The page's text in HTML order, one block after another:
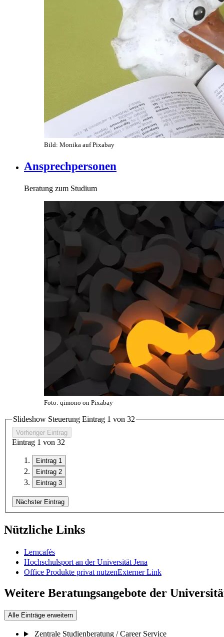
Bild: Monika auf Pixabay
Ansprechpersonen
Beratung zum Studium
Foto: qimono on Pixabay
Slideshow Steuerung Eintrag 1 von 32
Vorheriger Eintrag
Eintrag 1 von 32
Eintrag 1
Eintrag 2
Eintrag 3
Nächster Eintrag
Nützliche Links
Lerncafés
Hochschulsport an der Universität Jena
Office Produkte privat nutzenExterner Link
Weitere Beratungsangebote der
Alle Einträge erweitern
Zentrale Studienberatung / Career Service